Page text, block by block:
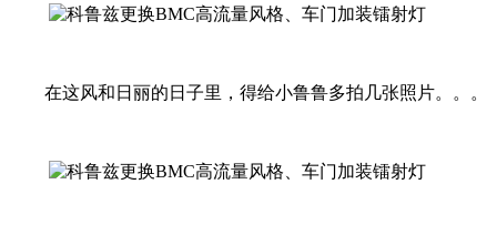
在这风和日丽的日子里，得给小鲁鲁多拍几张照片。。。